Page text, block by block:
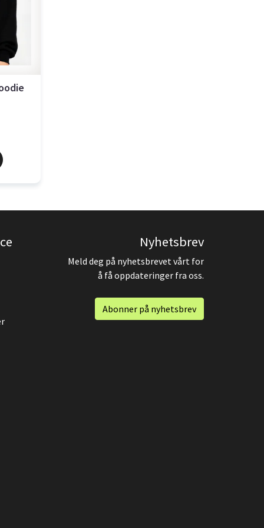
Nyhetsbrev
Meld deg på nyhetsbrevet vårt for
å få oppdateringer fra oss.
Abonner på nyhetsbrev